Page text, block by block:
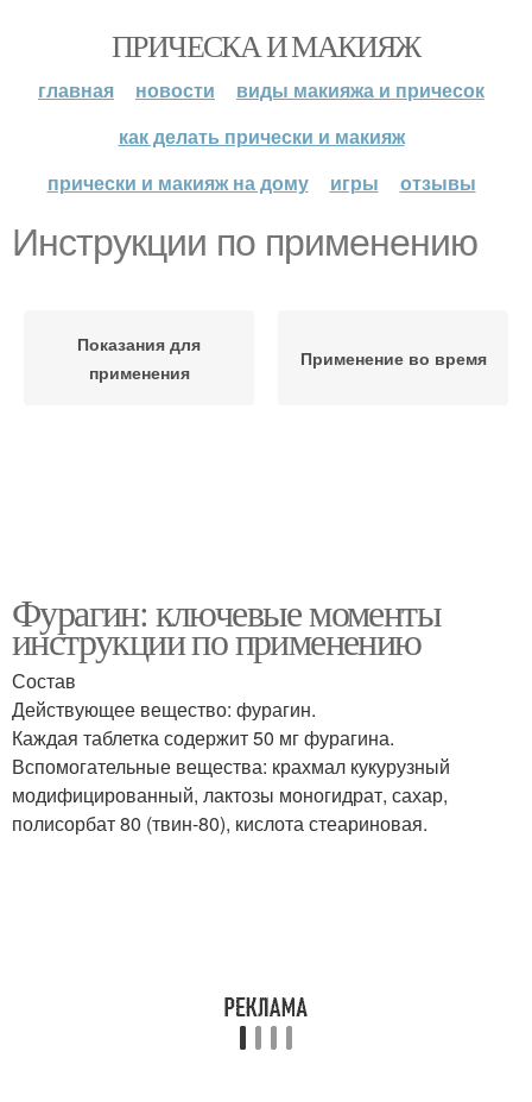
ПРИЧЕСКА И МАКИЯЖ
главная новости
виды макияжа и причесок
как делать прически и макияж
прически и макияж на дому
игры отзывы
Инструкции по применению
Показания для
применения
Применение во время
Фурагин: ключевые моменты
инструкции по применению
Состав
Действующее вещество: фурагин.
Каждая таблетка содержит 50 мг фурагина.
Вспомогательные вещества: крахмал кукурузный
модифицированный, лактозы моногидрат, сахар,
полисорбат 80 (твин-80), кислота стеариновая.